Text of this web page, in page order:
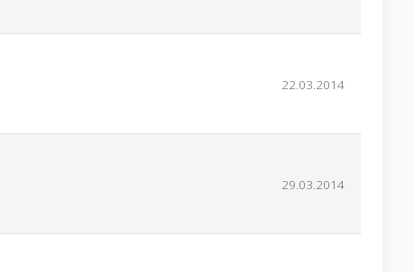
22.03.2014
29.03.2014